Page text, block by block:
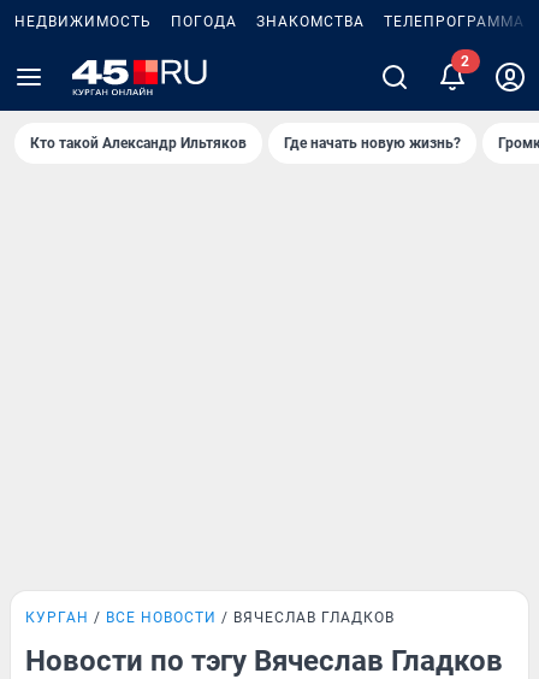
НЕДВИЖИМОСТЬ ПОГОДА ЗНАКОМСТВА ТЕЛЕПРОГРАММА
2
Кто такой Александр Ильтяков Где начать новую жизнь?
КУРГАН ВСЕ НОВОСТИ ВЯЧЕСЛАВ ГЛАДКОВ
Новости по тэгу Вячеслав Гладков